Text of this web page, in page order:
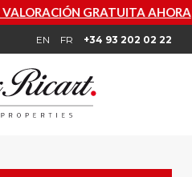
AHORA
EN FR +34 93 202 02 22